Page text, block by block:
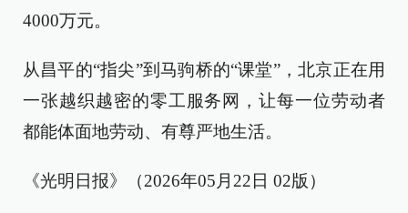
4000万元。
从昌平的“指尖”到马驹桥的“课堂”，北京正在用
一张越织越密的零工服务网，让每一位劳动者
都能体面地劳动、有尊严地生活。
《光明日报》（2026年05月22日 02版）